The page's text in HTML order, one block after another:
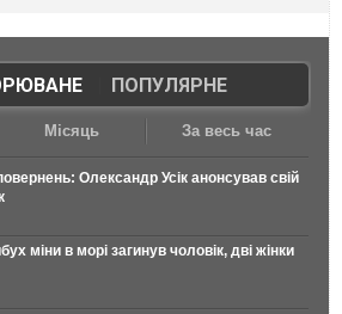
| ПОПУЛЯРНЕ
Місяць За весь час
Олександр Усік анонсував свій
міни в морі загинув чоловік, дві жінки